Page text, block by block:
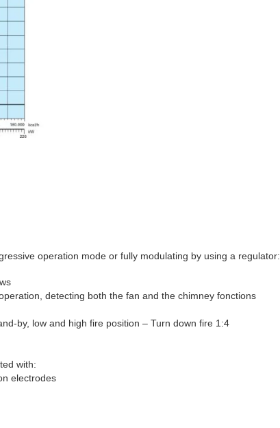
operation mode or fully modulating by using a regulator:
detecting both the fan and the chimney fonctions
by, low and high fire position – Turn down fire 1:4
with:
electrodes